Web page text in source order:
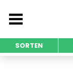
SORTEN